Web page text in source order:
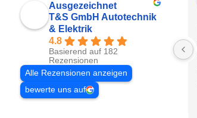
Ausgezeichnet
T&S GmbH Autotechnik
& Elektrik
4.8
Basierend auf 182
Rezensionen
Alle Rezensionen anzeigen
bewerte uns auf